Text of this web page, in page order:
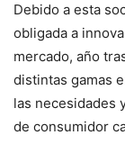
Debido a esta
obligada a
mercado, año
distintas gamas
las necesidades
de consumidor